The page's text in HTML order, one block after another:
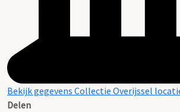
Bekijk gegevens Collectie Overijssel
Delen